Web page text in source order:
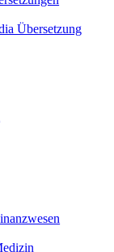
Übersetzung